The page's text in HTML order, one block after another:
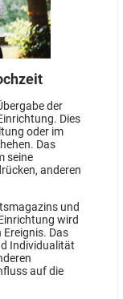
der
Dies
oder im
Das
seine
anderen
und
wird
Das
Individualität
auf die